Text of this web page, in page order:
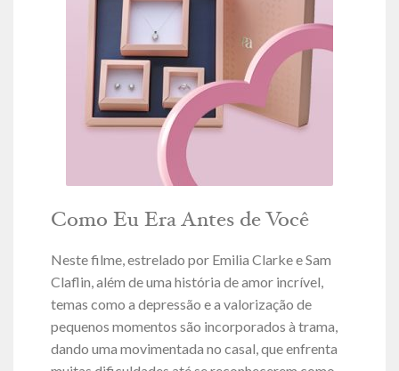
Como Eu Era Antes de Você
Neste filme, estrelado por Emilia Clarke e Sam
Claflin, além de uma história de amor incrível,
temas como a depressão e a valorização de
pequenos momentos são incorporados à trama,
dando uma movimentada no casal, que enfrenta